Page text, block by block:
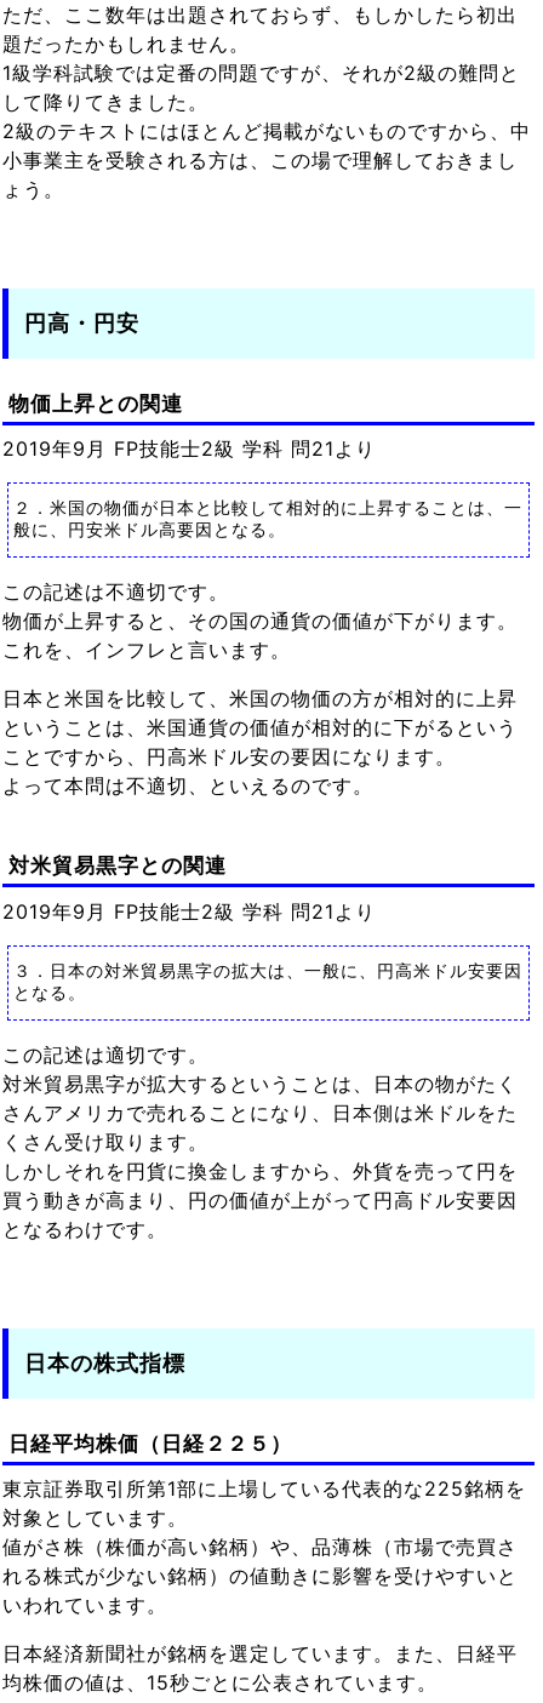
ただ、ここ数年は出題されておらず、もしかしたら初出
題だったかもしれません。
1級学科試験では定番の問題ですが、それが2級の難問と
して降りてきました。
2級のテキストにはほとんど掲載がないものですから、中
小事業主を受験される方は、この場で理解しておきまし
ょう。
円高・円安
物価上昇との関連
2019年9月 FP技能士2級 学科 問21より
２．米国の物価が日本と比較して相対的に上昇することは、一
般に、円安米ドル高要因となる。
この記述は不適切です。
物価が上昇すると、その国の通貨の価値が下がります。
これを、インフレと言います。
日本と米国を比較して、米国の物価の方が相対的に上昇
ということは、米国通貨の価値が相対的に下がるという
ことですから、円高米ドル安の要因になります。
よって本問は不適切、といえるのです。
対米貿易黒字との関連
2019年9月 FP技能士2級 学科 問21より
３．日本の対米貿易黒字の拡大は、一般に、円高米ドル安要因
となる。
この記述は適切です。
対米貿易黒字が拡大するということは、日本の物がたく
さんアメリカで売れることになり、日本側は米ドルをた
くさん受け取ります。
しかしそれを円貨に換金しますから、外貨を売って円を
買う動きが高まり、円の価値が上がって円高ドル安要因
となるわけです。
日本の株式指標
日経平均株価（日経２２５）
東京証券取引所第1部に上場している代表的な225銘柄を
対象としています。
値がさ株（株価が高い銘柄）や、品薄株（市場で売買さ
れる株式が少ない銘柄）の値動きに影響を受けやすいと
いわれています。
日本経済新聞社が銘柄を選定しています。また、日経平
均株価の値は、15秒ごとに公表されています。